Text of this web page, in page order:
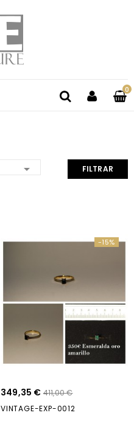
0
 FILTRAR
-15%
349,35 € 411,00 €
VINTAGE-EXP-0012